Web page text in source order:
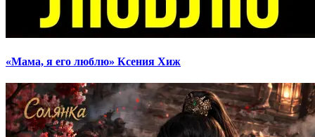
«Мама, я его люблю» Ксения Хиж